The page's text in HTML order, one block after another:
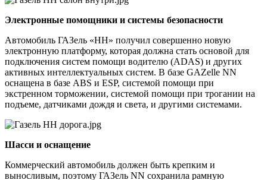
Электронные помощники и системы безопасности
Автомобиль ГАЗель «НН» получил совершенно новую
электронную платформу, которая должна стать основой для
подключения систем помощи водителю (ADAS) и других
активных интеллектуальных систем. В базе GAZelle NN
оснащена в базе ABS и ESP, системой помощи при
экстренном торможении, системой помощи при трогании на
подъеме, датчиками дождя и света, и другими системами.
Шасси и оснащение
Коммерческий автомобиль должен быть крепким и
выносливым, поэтому ГАЗель NN сохранила рамную